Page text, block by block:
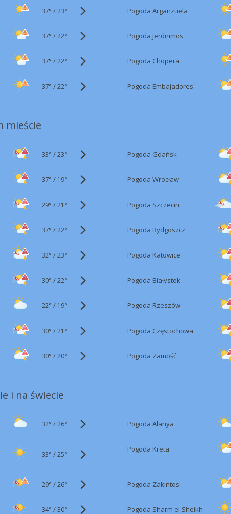
37° /23° Pogoda Arganzuela
37° /22° Pogoda Jerónimos
37° /22° Pogoda Chopera
37° /22° Pogoda Embajadores
mieście
33° /23° Pogoda Gdańsk
37° / 19° Pogoda Wrocław
29° /21° Pogoda Szczecin
37° /22° Pogoda Bydgoszcz
32° /23° Pogoda Katowice
30° /22° Pogoda Białystok
22° / 19° Pogoda Rzeszów
30° /21° Pogoda Częstochowa
30° /20° Pogoda Zamość
i na świecie
32° /26° Pogoda Alanya
33° /25°
Pogoda Kreta
29° /26° Pogoda Zakintos
34° /30° Pogoda Sharm el-Sheikh